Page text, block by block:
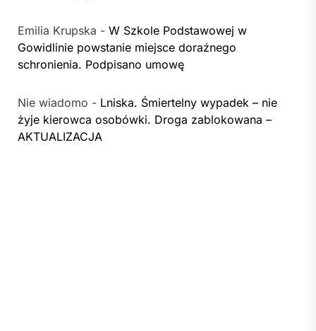
Emilia Krupska - W Szkole Podstawowej w
Gowidlinie powstanie miejsce doraźnego
schronienia. Podpisano umowę
Nie wiadomo - Lniska. Śmiertelny wypadek – nie
żyje kierowca osobówki. Droga zablokowana –
AKTUALIZACJA